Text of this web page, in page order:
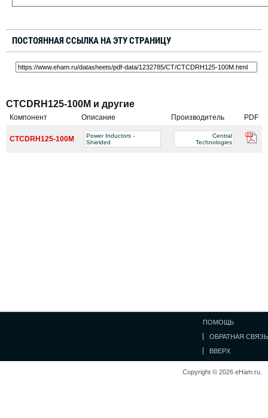
ПОСТОЯННАЯ ССЫЛКА НА ЭТУ СТРАНИЦУ
CTCDRH125-100M и другие
Компонент Описание Производитель PDF
CTCDRH125-100M
Power Inductors -
Shielded
Central
Technologies
ПОМОЩЬ
ОБРАТНАЯ СВЯЗЬ
ВВЕРХ
Copyright © 2026 eHam.ru.